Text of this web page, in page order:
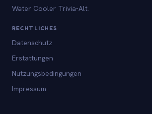
Water Cooler Trivia-Alt.
RECHTLICHES
Datenschutz
Erstattungen
Nutzungsbedingungen
Impressum